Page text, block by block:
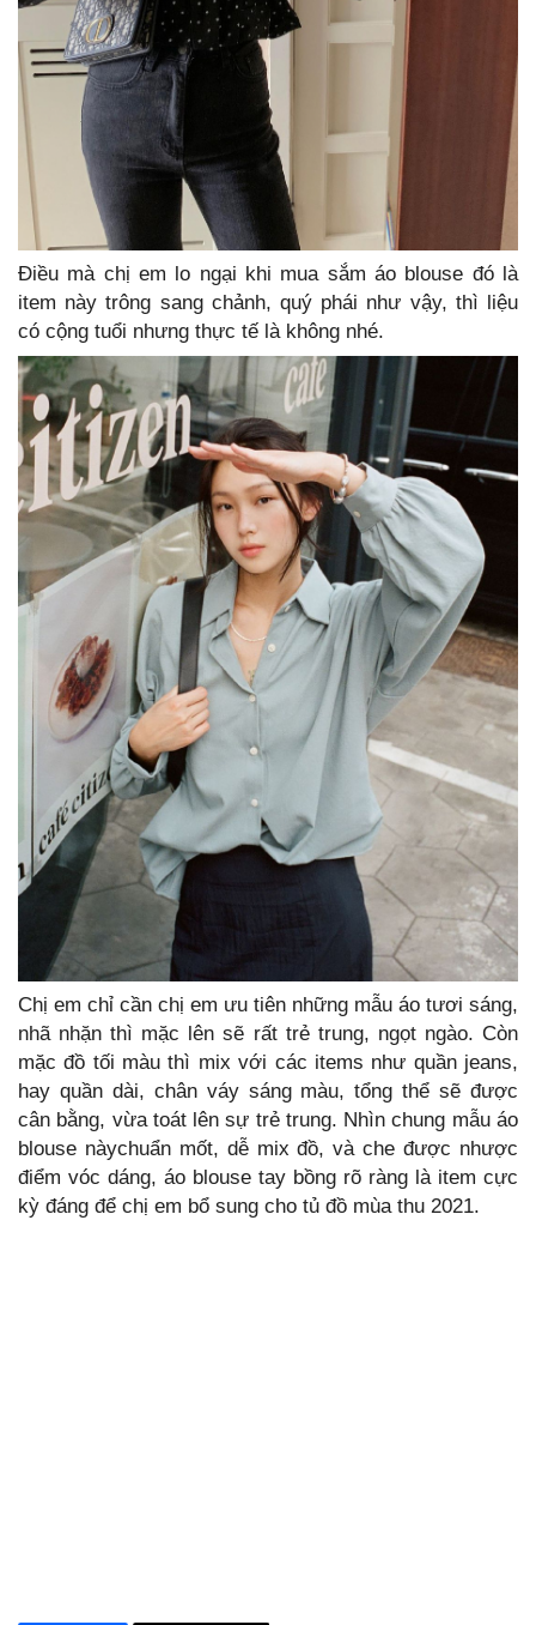
Điều mà chị em lo ngại khi mua sắm áo blouse đó là
item này trông sang chảnh, quý phái như vậy, thì liệu
có cộng tuổi nhưng thực tế là không nhé.
Chị em chỉ cần chị em ưu tiên những mẫu áo tươi sáng,
nhã nhặn thì mặc lên sẽ rất trẻ trung, ngọt ngào. Còn
mặc đồ tối màu thì mix với các items như quần jeans,
hay quần dài, chân váy sáng màu, tổng thể sẽ được
cân bằng, vừa toát lên sự trẻ trung. Nhìn chung mẫu áo
blouse nàychuẩn mốt, dễ mix đồ, và che được nhược
điểm vóc dáng, áo blouse tay bồng rõ ràng là item cực
kỳ đáng để chị em bổ sung cho tủ đồ mùa thu 2021.